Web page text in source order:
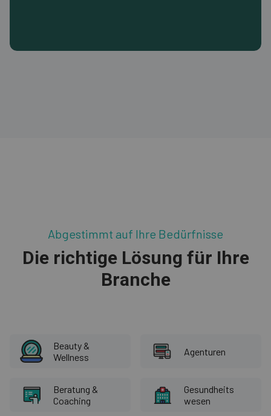
Abgestimmt auf Ihre Bedürfnisse
Die richtige Lösung für Ihre
Branche
Beauty &
Wellness
Agenturen
Beratung &
Coaching
Gesundheits
wesen